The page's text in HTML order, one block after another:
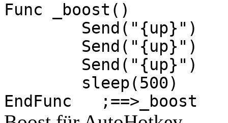
Func _boost()
Send("{up}")
Send("{up}")
Send("{up}")
sleep(500)
EndFunc ;==>_boost